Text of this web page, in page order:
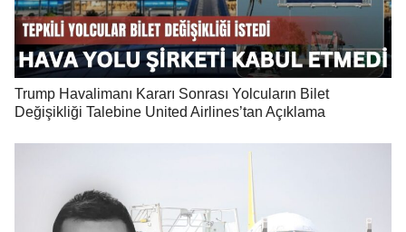
Trump Havalimanı Kararı Sonrası Yolcuların Bilet
Değişikliği Talebine United Airlines’tan Açıklama